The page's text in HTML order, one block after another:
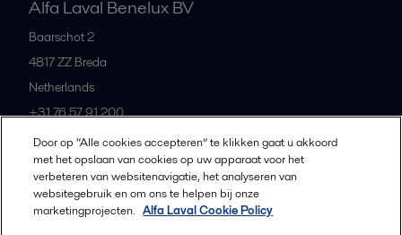
Alfa Laval Benelux BV
Baarschot 2
4817 ZZ Breda
Netherlands
+31 76 57 91 200
All offices and partners
Door op “Alle cookies accepteren” te klikken gaat u akkoord
met het opslaan van cookies op uw apparaat voor het
verbeteren van websitenavigatie, het analyseren van
websitegebruik en om ons te helpen bij onze
marketingprojecten. Alfa Laval Cookie Policy